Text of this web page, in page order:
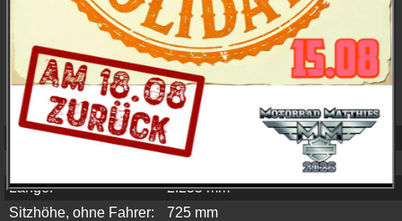
Superior Blue12.445,-- €
Amber Whiskey & Vivid Black12.745,-- €
Deep Jade Pearl & Vivid Black12.745,-- €
Mysterious Red Sunglo & Velocity Red
Sunglo12.745,-- €
Standard
Länge:
2.255 mm
Sitzhöhe, ohne Fahrer:
725 mm